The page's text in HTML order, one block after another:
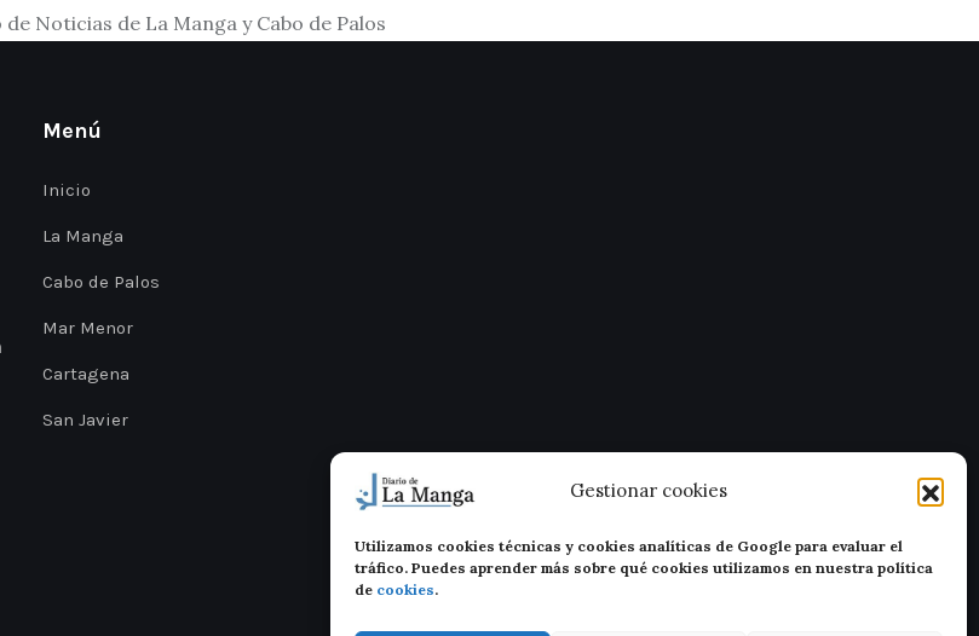
Gestionar cookies
Utilizamos cookies técnicas y cookies analíticas de Google para evaluar el
tráfico. Puedes aprender más sobre qué cookies utilizamos en nuestra política
de cookies.
de Noticias de La Manga y Cabo de Palos
Menú
Inicio
La Manga
Cabo de Palos
Mar Menor
Cartagena
San Javier